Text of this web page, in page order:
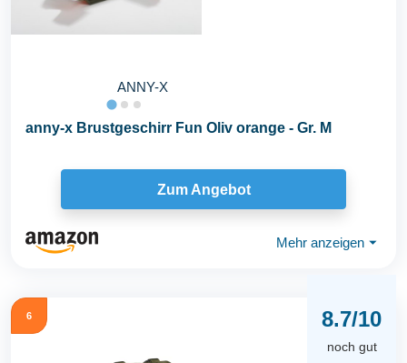
ANNY-X
anny-x Brustgeschirr Fun Oliv orange - Gr. M
Zum Angebot
Mehr anzeigen ⏷
6 8.7/10
noch gut